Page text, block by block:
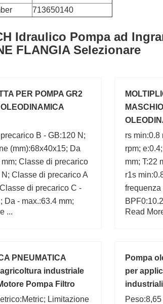
713650140
Idraulico Pompa ad
FLANGIA Selezionare
PER POMPA GR2
B - GB:120 N;
(mm):68x40x15; Da
mm; Classe di precarico
N; Classe di precarico A
di precarico C -
Da - max.:63.4 mm;
a filo:No; Nome del
...
BOX
rs min:0.8
rpm;
mm; T:22
r1s
Read
PNEUMATICA
industriale
Pompa Filtro
Limitazione
Pompa
per
industriali